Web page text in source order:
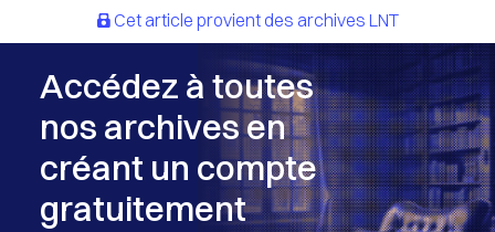
Cet article provient des archives LNT
Accédez à toutes
nos archives en
créant un compte
gratuitement